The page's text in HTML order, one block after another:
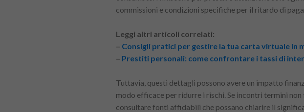
commissioni e condizioni specifiche per il ritardo di
Leggi altri articoli correlati:
– Consigli pratici per gestire la tua carta virtuale in
– Prestiti personali: come confrontare i tassi di
Tuttavia, questi dettagli possono avere un impatto
modo efficace per ridurre i rischi. Se incontri termini
consultare fonti affidabili che possano chiarire il